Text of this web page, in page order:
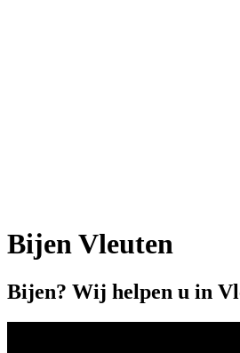
Bijen Vleuten
Bijen? Wij helpen u in